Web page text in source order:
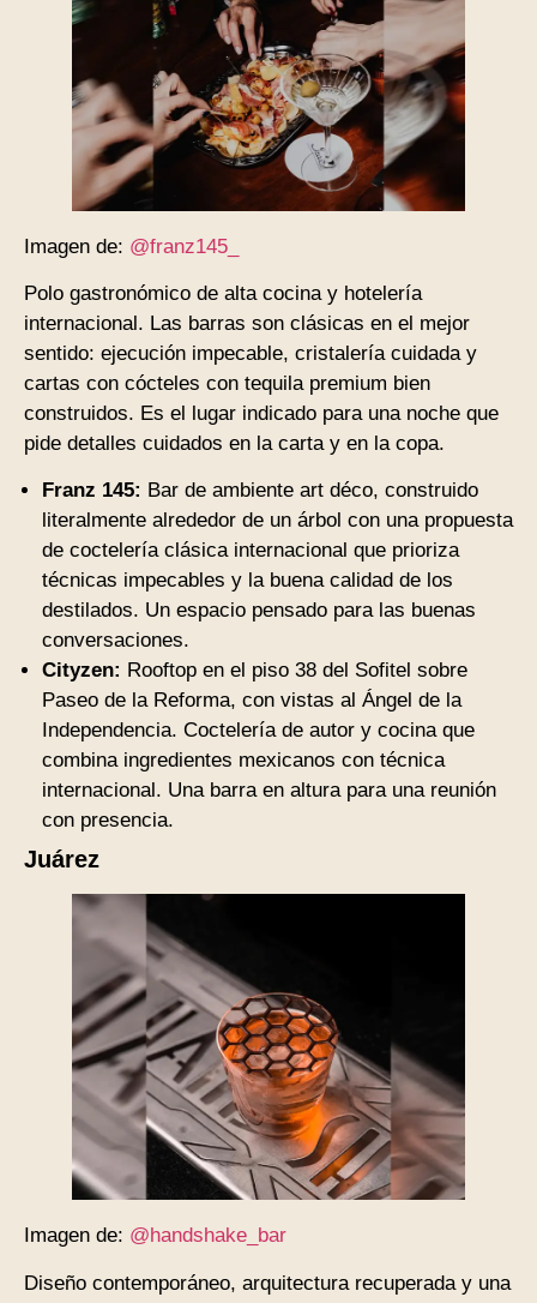
Imagen de: @franz145_
Polo gastronómico de alta cocina y hotelería
internacional. Las barras son clásicas en el mejor
sentido: ejecución impecable, cristalería cuidada y
cartas con cócteles con tequila premium bien
construidos. Es el lugar indicado para una noche que
pide detalles cuidados en la carta y en la copa.
Franz 145: Bar de ambiente art déco, construido
literalmente alrededor de un árbol con una propuesta
de coctelería clásica internacional que prioriza
técnicas impecables y la buena calidad de los
destilados. Un espacio pensado para las buenas
conversaciones.
Cityzen: Rooftop en el piso 38 del Sofitel sobre
Paseo de la Reforma, con vistas al Ángel de la
Independencia. Coctelería de autor y cocina que
combina ingredientes mexicanos con técnica
internacional. Una barra en altura para una reunión
con presencia.
Juárez
Imagen de: @handshake_bar
Diseño contemporáneo, arquitectura recuperada y una